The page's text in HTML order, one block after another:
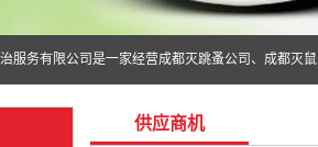
供应商机